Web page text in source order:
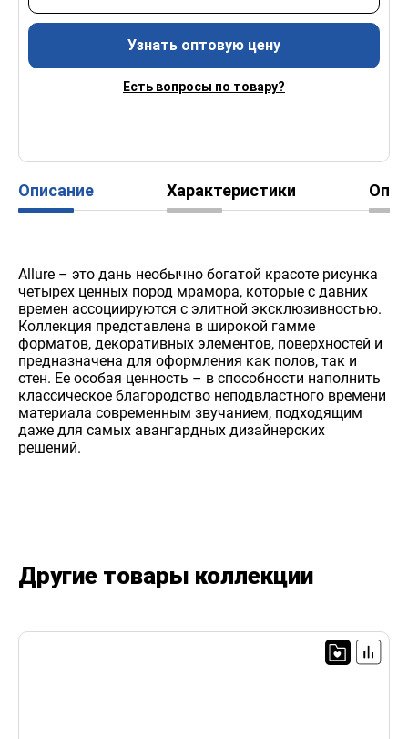
Узнать оптовую цену
Есть вопросы по товару?
Описание Характеристики
Allure – это дань необычно богатой красоте рисунка
четырех ценных пород мрамора, которые с давних
времен ассоциируются с элитной эксклюзивностью.
Коллекция представлена в широкой гамме
форматов, декоративных элементов, поверхностей и
предназначена для оформления как полов, так и
стен. Ее особая ценность – в способности наполнить
классическое благородство неподвластного времени
материала современным звучанием, подходящим
даже для самых авангардных дизайнерских
решений.
Другие товары коллекции